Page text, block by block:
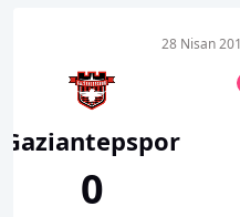
Gaziantepspor
0
28 Nisan